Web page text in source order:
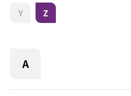
Y Z
A